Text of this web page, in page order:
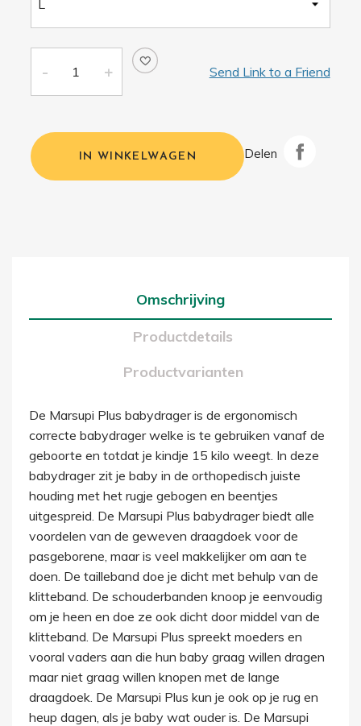
Send Link to a Friend
IN WINKELWAGEN Delen
Omschrijving
Productdetails
Productvarianten
De Marsupi Plus babydrager is de ergonomisch
correcte babydrager welke is te gebruiken vanaf de
geboorte en totdat je kindje 15 kilo weegt. In deze
babydrager zit je baby in de orthopedisch juiste
houding met het rugje gebogen en beentjes
uitgespreid. De Marsupi Plus babydrager biedt alle
voordelen van de geweven draagdoek voor de
pasgeborene, maar is veel makkelijker om aan te
doen. De tailleband doe je dicht met behulp van de
klitteband. De schouderbanden knoop je eenvoudig
om je heen en doe ze ook dicht door middel van de
klitteband. De Marsupi Plus spreekt moeders en
vooral vaders aan die hun baby graag willen dragen
maar niet graag willen knopen met de lange
draagdoek. De Marsupi Plus kun je ook op je rug en
heup dagen, als je baby wat ouder is. De Marsupi